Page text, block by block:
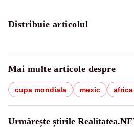
Distribuie articolul
Mai multe articole despre
cupa mondiala mexic
Urmărește știrile